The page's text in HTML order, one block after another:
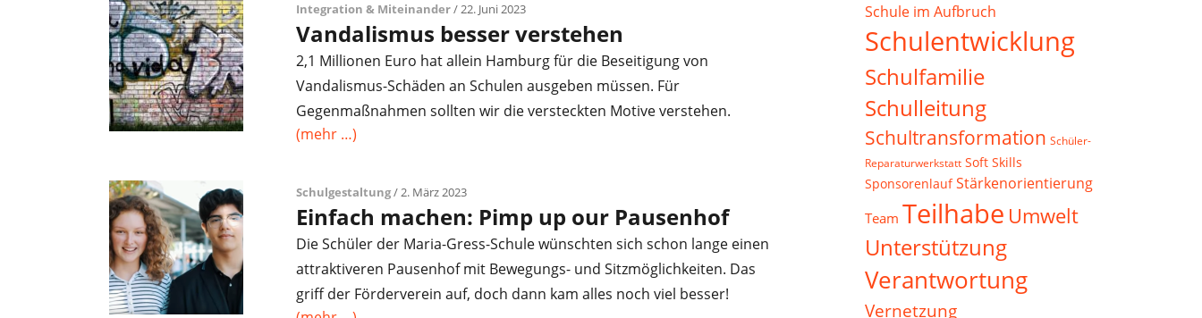
Integration & Miteinander/ 22. Juni 2023
Vandalismus besser verstehen
2,1 Millionen Euro hat allein Hamburg für die Beseitigung von
Vandalismus-Schäden an Schulen ausgeben müssen. Für
Gegenmaßnahmen sollten wir die versteckten Motive verstehen.
(mehr …)
Schulgestaltung/ 2. März 2023
Einfach machen: Pimp up our Pausenhof
Die Schüler der Maria-Gress-Schule wünschten sich schon lange einen
attraktiveren Pausenhof mit Bewegungs- und Sitzmöglichkeiten. Das
griff der Förderverein auf, doch dann kam alles noch viel besser!
Schule im Aufbruch
Schulentwicklung
Schulfamilie
Schulleitung
Schultransformation Schüler-
Reparaturwerkstatt Soft Skills
Sponsorenlauf Stärkenorientierung
Team Teilhabe Umwelt
Unterstützung
Verantwortung
Vernetzung